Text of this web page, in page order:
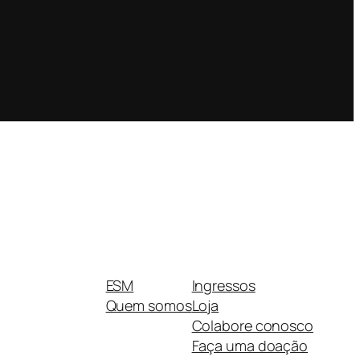
ESM
Quem somos
Ingressos
Loja
Colabore conosco
Faça uma doação